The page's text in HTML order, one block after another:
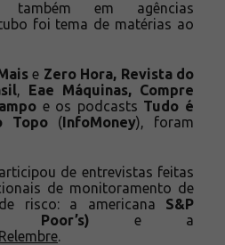
também em agências
foi tema de matérias ao
e Zero Hora, Revista do
Eae Máquinas, Compre
e os podcasts Tudo é
Topo(InfoMoney), foram
de entrevistas feitas
de monitoramento de
risco: a americana S&P
Poor’s) e a
Relembre